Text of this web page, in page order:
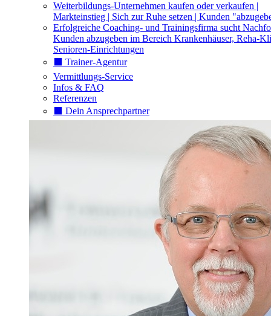
Weiterbildungs-Unternehmen kaufen oder verkaufen |
Markteinstieg | Sich zur Ruhe setzen | Kunden
Erfolgreiche Coaching- und Trainingsfirma sucht
Kunden abzugeben im Bereich Krankenhäuser, Reha-
Senioren-Einrichtungen
⬛️ Trainer-Agentur
Vermittlungs-Service
Infos & FAQ
Referenzen
⬛️ Dein Ansprechpartner